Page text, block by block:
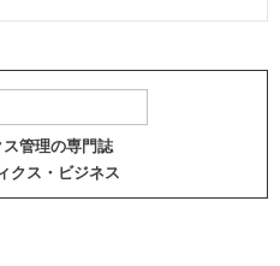
管理の専門誌
クス・ビジネス